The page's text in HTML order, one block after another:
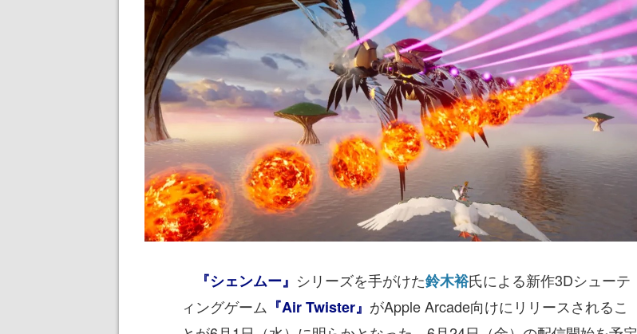
『シェンムー』 シリーズを手がけた鈴木裕氏による新作3Dシューテ
ィングゲーム 『Air Twister』 がApple Arcade向けにリリースされるこ